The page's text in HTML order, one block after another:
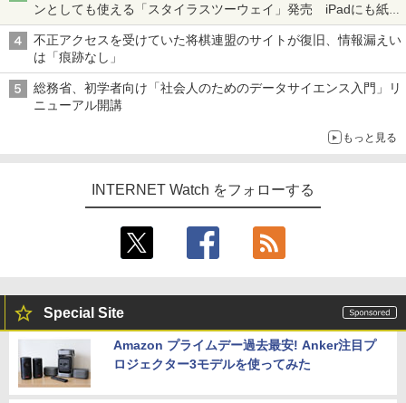
ンとしても使える「スタイラスツーウェイ」発売 iPadにも紙に
も、持ち替えずに書き込める
不正アクセスを受けていた将棋連盟のサイトが復旧、情報漏えい
は「痕跡なし」
総務省、初学者向け「社会人のためのデータサイエンス入門」リ
ニューアル開講
もっと見る
INTERNET Watch をフォローする
Special Site
Amazon プライムデー過去最安! Anker注目プ
ロジェクター3モデルを使ってみた